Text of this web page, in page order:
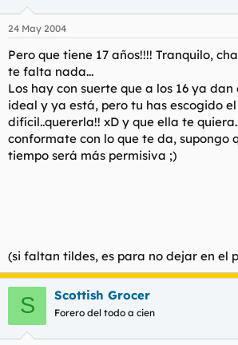
24 May 2004
Pero que tiene 17 años!!!! Tranquilo,
te falta nada...
Los hay con suerte que a los 16 ya
ideal y ya está, pero tu has escogido
difícil..quererla!! xD y que ella te
conformate con lo que te da, supongo
tiempo será más permisiva ;)
(si faltan tildes, es para no dejar en el
S Scottish Grocer
Forero del todo a cien